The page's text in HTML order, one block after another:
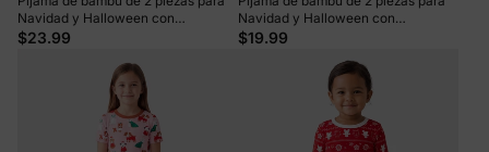
Navidad y Halloween con
estampado divertido para niños
$23.99
Navidad y Halloween con
estampado infantil para bebé o niño
$19.99